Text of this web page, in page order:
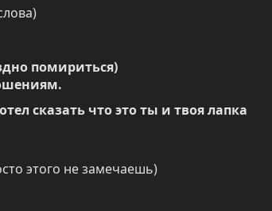
помириться)
сказать что это ты и твоя лапка
этого не замечаешь)